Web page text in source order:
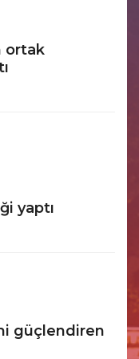
ortak
yaptı
güçlendiren